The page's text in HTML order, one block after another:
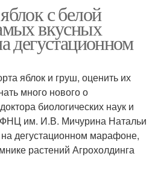
с белой
вкусных
дегустационном
яблок и груш, оценить их
много нового о
биологических наук и
ФНЦ им. И.В. Мичурина Натальи
дегустационном марафоне,
растений Агрохолдинга